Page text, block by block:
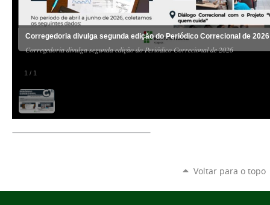
1 / 1
Corregedoria divulga segunda edição do Periódico Correcional de 2026
Corregedoria divulga segunda edição do Periódico Correcional de 2026
Voltar para o topo